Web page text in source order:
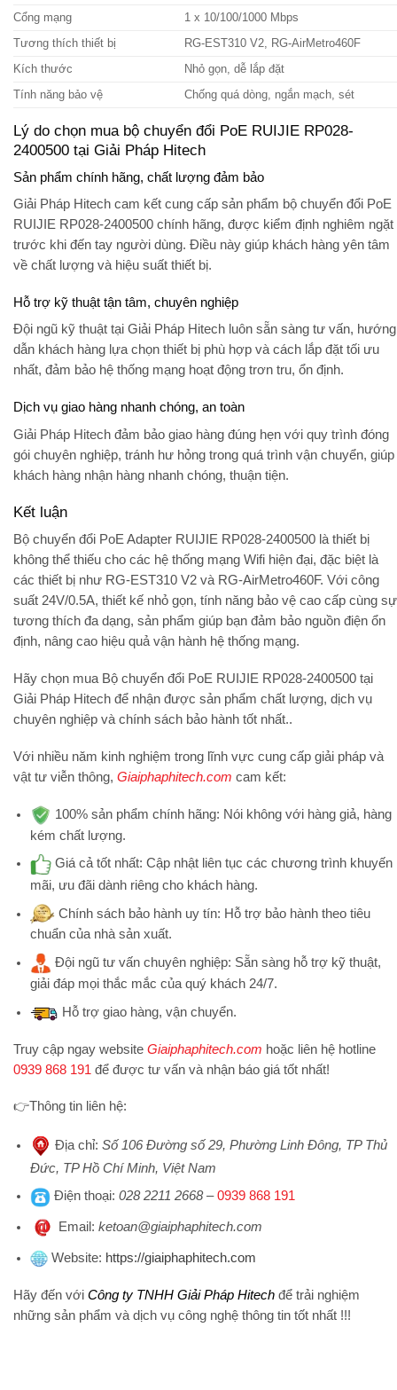
Cổng mạng
1 x 10/100/1000 Mbps
Tương thích thiết bị
RG-EST310 V2, RG-AirMetro460F
Kích thước
Nhỏ gọn, dễ lắp đặt
Tính năng bảo vệ
Chống quá dòng, ngắn mạch, sét
Lý do chọn mua bộ chuyển đổi PoE RUIJIE RP028-
2400500 tại Giải Pháp Hitech
Sản phẩm chính hãng, chất lượng đảm bảo
Giải Pháp Hitech cam kết cung cấp sản phẩm bộ chuyển đổi PoE
RUIJIE RP028-2400500 chính hãng, được kiểm định nghiêm ngặt
trước khi đến tay người dùng. Điều này giúp khách hàng yên tâm
về chất lượng và hiệu suất thiết bị.
Hỗ trợ kỹ thuật tận tâm, chuyên nghiệp
Đội ngũ kỹ thuật tại Giải Pháp Hitech luôn sẵn sàng tư vấn, hướng
dẫn khách hàng lựa chọn thiết bị phù hợp và cách lắp đặt tối ưu
nhất, đảm bảo hệ thống mạng hoạt động trơn tru, ổn định.
Dịch vụ giao hàng nhanh chóng, an toàn
Giải Pháp Hitech đảm bảo giao hàng đúng hẹn với quy trình đóng
gói chuyên nghiệp, tránh hư hỏng trong quá trình vận chuyển, giúp
khách hàng nhận hàng nhanh chóng, thuận tiện.
Kết luận
Bộ chuyển đổi PoE Adapter RUIJIE RP028-2400500 là thiết bị
không thể thiếu cho các hệ thống mạng Wifi hiện đại, đặc biệt là
các thiết bị như RG-EST310 V2 và RG-AirMetro460F. Với công
suất 24V/0.5A, thiết kế nhỏ gọn, tính năng bảo vệ cao cấp cùng sự
tương thích đa dạng, sản phẩm giúp bạn đảm bảo nguồn điện ổn
định, nâng cao hiệu quả vận hành hệ thống mạng.
Hãy chọn mua Bộ chuyển đổi PoE RUIJIE RP028-2400500 tại
Giải Pháp Hitech để nhận được sản phẩm chất lượng, dịch vụ
chuyên nghiệp và chính sách bảo hành tốt nhất..
Với nhiều năm kinh nghiệm trong lĩnh vực cung cấp giải pháp và
vật tư viễn thông, Giaiphaphitech.com cam kết:
100% sản phẩm chính hãng: Nói không với hàng giả, hàng
kém chất lượng.
Giá cả tốt nhất: Cập nhật liên tục các chương trình khuyến
mãi, ưu đãi dành riêng cho khách hàng.
Chính sách bảo hành uy tín: Hỗ trợ bảo hành theo tiêu
chuẩn của nhà sản xuất.
Đội ngũ tư vấn chuyên nghiệp: Sẵn sàng hỗ trợ kỹ thuật,
giải đáp mọi thắc mắc của quý khách 24/7.
Hỗ trợgiao hàng, vận chuyển.
Truy cập ngay website Giaiphaphitech.com hoặc liên hệ hotline
0939 868 191 để được tư vấn và nhận báo giá tốt nhất!
👉Thông tin liên hệ:
Địa chỉ: Số 106 Đường số 29, Phường Linh Đông, TP Thủ
Đức, TP Hồ Chí Minh, Việt Nam
Điện thoại: 028 2211 2668–0939 868 191
Email: ketoan@giaiphaphitech.com
Website: https://giaiphaphitech.com
Hãy đến với Công ty TNHH Giải Pháp Hitech để trải nghiệm
những sản phẩm và dịch vụ công nghệ thông tin tốt nhất !!!